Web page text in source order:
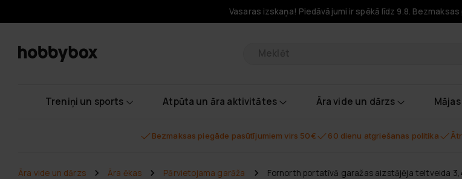
Vasaras izskaņa! Piedāvājumi ir spēkā līdz 9.8.
Treniņi un sports Atpūta un āra aktivitātes Āra vide un dārzs
Bezmaksas piegāde pasūtījumiem virs 50€ 60 dienu atgriešanas politika
Āra vide un dārzs Āra ēkas Pārvietojama garāža Fornorth portatīvā garažas aizstājēja teltveida